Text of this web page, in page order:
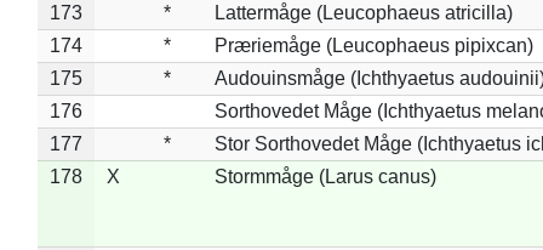
173
*
Lattermåge (Leucophaeus atricilla)
174
*
Præriemåge (Leucophaeus pipixcan)
175
*
Audouinsmåge (Ichthyaetus
176
Sorthovedet Måge (Ichthyaetus
177
*
Stor Sorthovedet Måge (Ichthyaetus
178
X Stormmåge (Larus canus)